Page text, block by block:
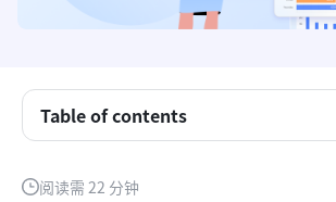
阅读需 22 分钟
Table of contents
十大最佳CRM工单系统工具的快照概览